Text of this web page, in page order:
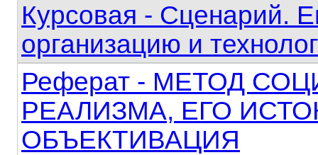
Курсовая - Сценарий.
организацию и
Реферат - МЕТОД
РЕАЛИЗМА, ЕГО
ОБЪЕКТИВАЦИЯ